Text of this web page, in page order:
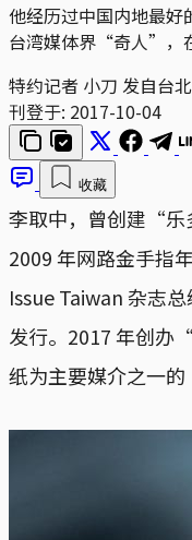
他经历过中国内地最好
台湾媒体界“奇人”，
特约记者 小刀 发自台
刊登于: 2017-10-04
收藏
李取中，曾创建“
2009 年网路金手指
Issue Taiwan 杂志
发行。2017 年创办
纸为主要媒介之一的